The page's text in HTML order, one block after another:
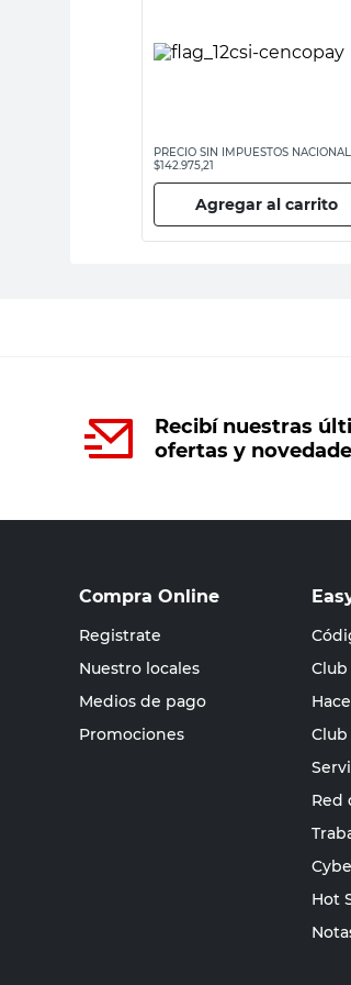
PRECIO SIN IMPUESTOS
$142.975,21
Agregar al carrito
Recibí nuestras
ofertas y
Compra Online
Registrate
Nuestro locales
Medios de pago
Promociones
Club
Club
Red
Hot